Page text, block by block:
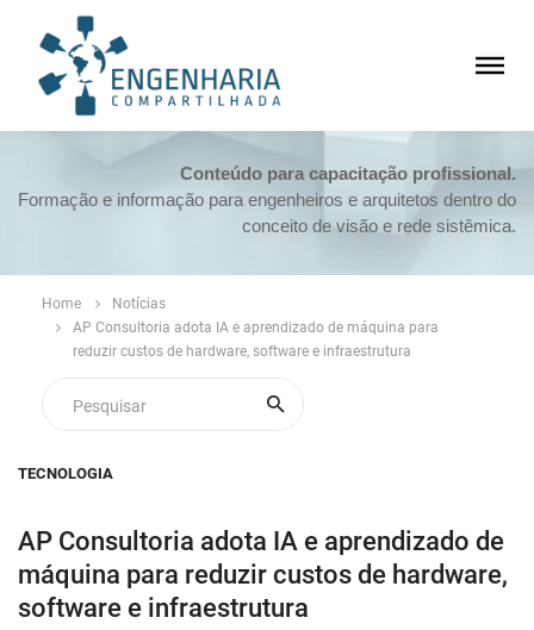
Conteúdo para capacitação profissional.
Formação e informação para engenheiros e arquitetos dentro do
conceito de visão e rede sistêmica.
Home
Notícias
AP Consultoria adota IA e aprendizado de máquina para
reduzir custos de hardware, software e infraestrutura
TECNOLOGIA
AP Consultoria adota IA e aprendizado de
máquina para reduzir custos de hardware,
software e infraestrutura